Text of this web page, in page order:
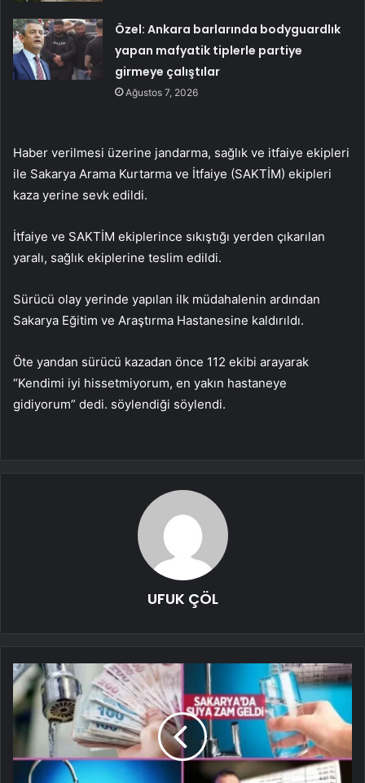
Özel: Ankara barlarında bodyguardlık
yapan mafyatik tiplerle partiye
girmeye çalıştılar
Ağustos 7, 2026
Haber verilmesi üzerine jandarma, sağlık ve itfaiye ekipleri
ile Sakarya Arama Kurtarma ve İtfaiye (SAKTİM) ekipleri
kaza yerine sevk edildi.
İtfaiye ve SAKTİM ekiplerince sıkıştığı yerden çıkarılan
yaralı, sağlık ekiplerine teslim edildi.
Sürücü olay yerinde yapılan ilk müdahalenin ardından
Sakarya Eğitim ve Araştırma Hastanesine kaldırıldı.
Öte yandan sürücü kazadan önce 112 ekibi arayarak
“Kendimi iyi hissetmiyorum, en yakın hastaneye
gidiyorum” dedi. söylendiği söylendi.
UFUK ÇÖL